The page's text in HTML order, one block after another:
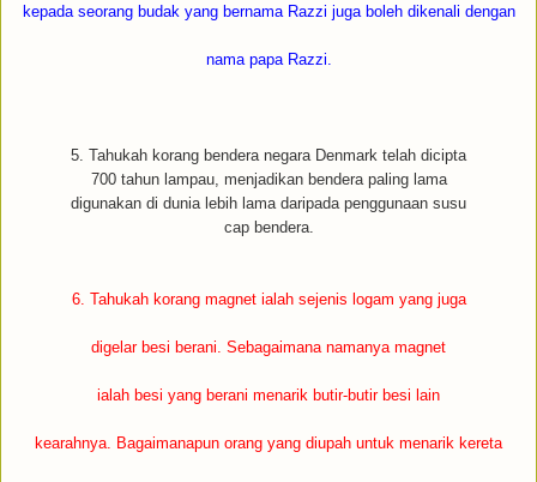
kepada seorang budak yang bernama Razzi juga boleh dikenali dengan
nama papa Razzi.
5. Tahukah korang bendera negara Denmark telah dicipta
700 tahun lampau, menjadikan bendera paling lama
digunakan di dunia lebih lama daripada penggunaan susu
cap bendera.
6. Tahukah korang magnet ialah sejenis logam yang juga
digelar besi berani. Sebagaimana namanya magnet
ialah besi yang berani menarik butir-butir besi lain
kearahnya. Bagaimanapun orang yang diupah untuk menarik kereta